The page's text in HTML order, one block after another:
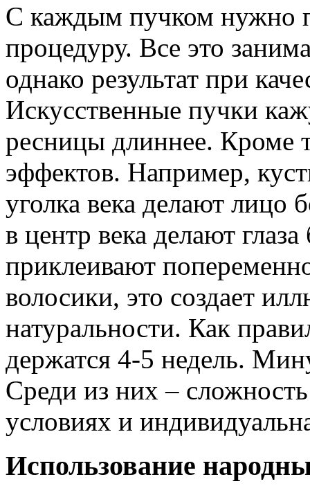
С каждым пучком нужно
процедуру. Все это
однако результат при
Искусственные пучки
ресницы длиннее. Кроме
эффектов. Например,
уголка века делают
в центр века делают
приклеивают
волосики, это создает
натуральности. Как
держатся 4-5 недель.
Среди из них –
условиях и
Использование